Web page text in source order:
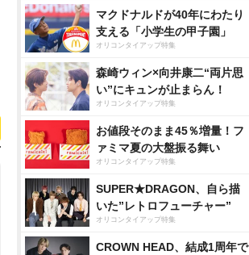
マクドナルドが40年にわたり
支える「小学生の甲子園」
オリコンタイアップ特集
森崎ウィン×向井康二“両片思
い”にキュンが止まらん！
オリコンタイアップ特集
お値段そのまま45％増量！フ
ァミマ夏の大盤振る舞い
オリコンタイアップ特集
SUPER★DRAGON、自ら描
いた”レトロフューチャー”
オリコンタイアップ特集
CROWN HEAD、結成1周年で